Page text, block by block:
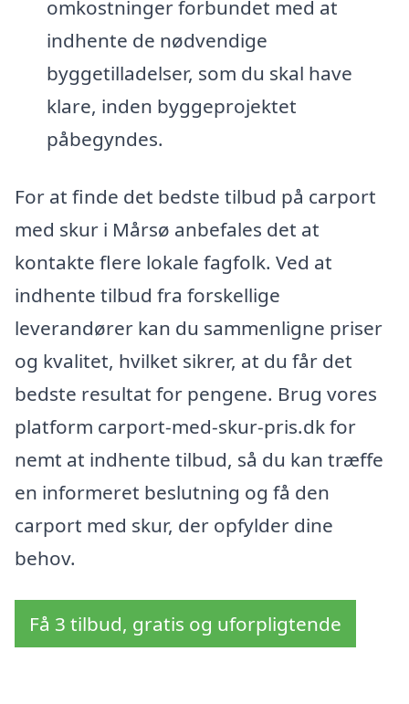
omkostninger forbundet med at
indhente de nødvendige
byggetilladelser, som du skal have
klare, inden byggeprojektet
påbegyndes.
For at finde det bedste tilbud på carport
med skur i Mårsø anbefales det at
kontakte flere lokale fagfolk. Ved at
indhente tilbud fra forskellige
leverandører kan du sammenligne priser
og kvalitet, hvilket sikrer, at du får det
bedste resultat for pengene. Brug vores
platform carport-med-skur-pris.dk for
nemt at indhente tilbud, så du kan træffe
en informeret beslutning og få den
carport med skur, der opfylder dine
behov.
Få 3 tilbud, gratis og uforpligtende